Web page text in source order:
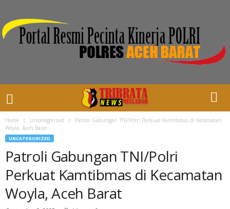
Home Uncategorized
Patroli Gabungan TNI/Polri Perkuat Kamtibmas di Kecamatan
Woyla, Aceh Barat
UNCATEGORIZED
Patroli Gabungan TNI/Polri
Perkuat Kamtibmas di Kecamatan
Woyla, Aceh Barat